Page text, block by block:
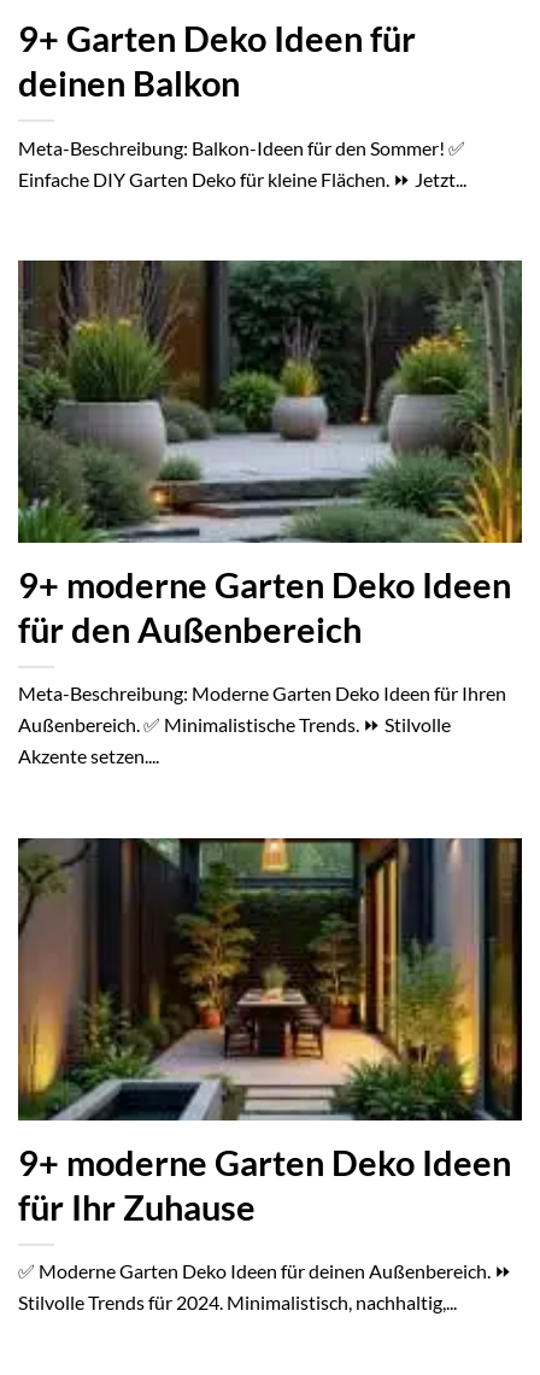
9+ Garten Deko Ideen für
deinen Balkon
Meta-Beschreibung: Balkon-Ideen für den Sommer! ✅
Einfache DIY Garten Deko für kleine Flächen. ⏩ Jetzt...
9+ moderne Garten Deko Ideen
für den Außenbereich
Meta-Beschreibung: Moderne Garten Deko Ideen für Ihren
Außenbereich. ✅ Minimalistische Trends. ⏩ Stilvolle
Akzente setzen....
9+ moderne Garten Deko Ideen
für Ihr Zuhause
✅ Moderne Garten Deko Ideen für deinen Außenbereich. ⏩
Stilvolle Trends für 2024. Minimalistisch, nachhaltig,...